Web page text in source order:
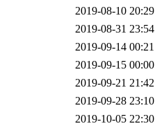
2019-08-10 20:29
2019-08-31 23:54
2019-09-14 00:21
2019-09-15 00:00
2019-09-21 21:42
2019-09-28 23:10
2019-10-05 22:30